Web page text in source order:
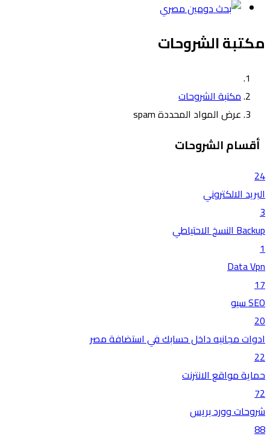
مكتبة الشروحات
مكتبة الشروحات
عرض المواد المحددة spam
أقسام الشروحات
24
البريد الالكتروني
3
Backup النسخ الاحتياطي
1
Data Vpn
17
SEO سيو
20
ادوات مجانيه داخل حسابك في استضافة مصر
22
حماية مواقع الانترنت
72
شروحات وورد بريس
88